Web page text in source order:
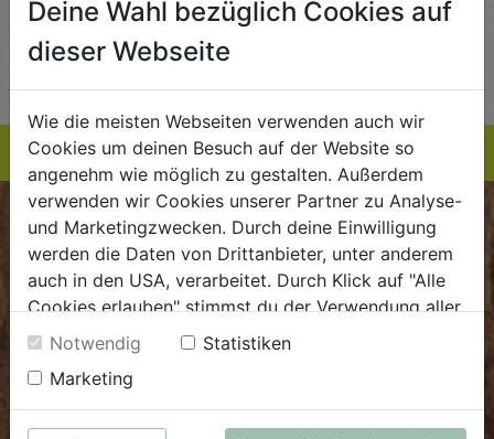
EINKAUFSLISTE
BIOKISTE
Kundenservice
Fr: 8.00 - 15.00 Uhr
dieBiokiste@biohof.at
.+43 7272 2597
Deine Wahl bezüglich Cookies auf
dieser Webseite
Wie die meisten Webseiten verwenden auch wir
Cookies um deinen Besuch auf der Website so
angenehm wie möglich zu gestalten. Außerdem
verwenden wir Cookies unserer Partner zu Analyse-
und Marketingzwecken. Durch deine Einwilligung
werden die Daten von Drittanbieter, unter anderem
auch in den USA, verarbeitet. Durch Klick auf "Alle
Cookies erlauben" stimmst du der Verwendung aller
Cookies zu. Unter "Details anzeigen" findest du alle
Infos zu den unterschiedlichen Cookies, du kannst
auch entscheiden, welche Cookies du erlauben
möchtest.
Notwendig
Statistiken
Marketing